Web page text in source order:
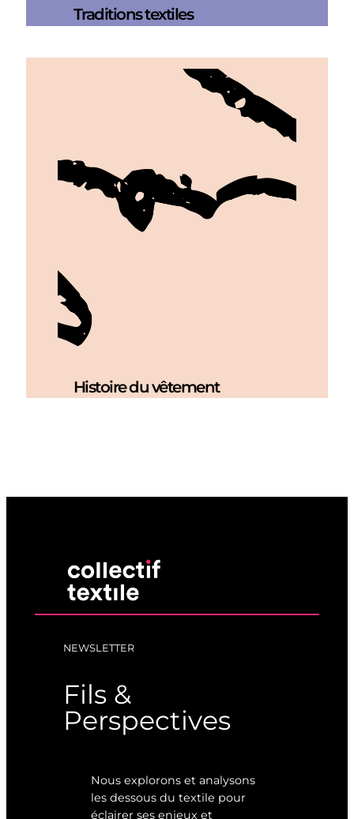
Traditions textiles
Histoire du vêtement
NEWSLETTER
Fils &
Perspectives
Nous explorons et analysons
les dessous du textile pour
éclairer ses enjeux et